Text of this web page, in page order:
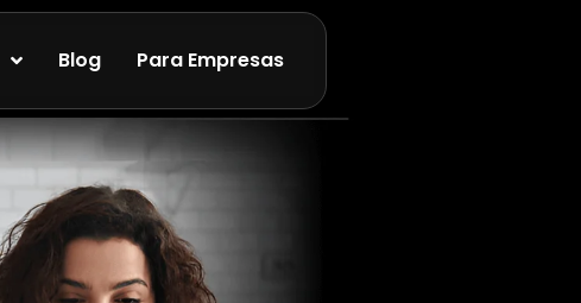
Blog Para Empresas